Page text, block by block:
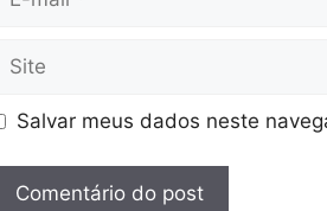
mail
Salvar meus dados neste